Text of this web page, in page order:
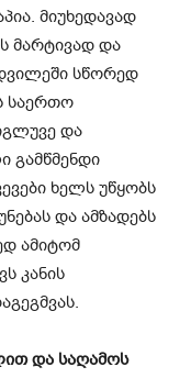
მიუხედავად
მარტივად და
სწორედ
საერთო
და
გამწმენდი
ხელს უწყობს
და ამზადებს
ამიტომ
კანის
და საღამოს